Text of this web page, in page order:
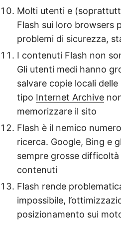
Molti utenti e
Flash sui loro browsers
problemi di sicurezza,
I contenuti Flash non
Gli utenti medi hanno
salvare copie locali
tipo Internet Archive
memorizzare il sito
Flash è il nemico
ricerca. Google, Bing e
sempre grosse
contenuti
Flash rende
impossibile,
posizionamento sui